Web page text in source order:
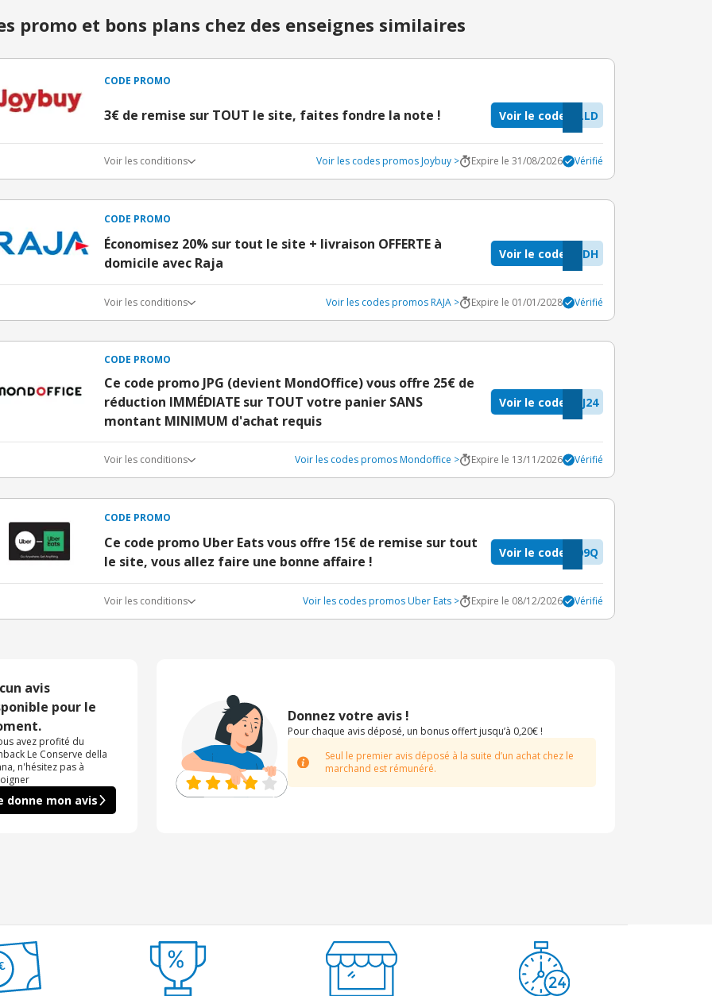
promo et bons plans chez des enseignes similaires
CODE PROMO
3€ de remise sur TOUT le site, faites fondre la note ! LLD
Voir le code
Voir les conditions Voir les codes promos Joybuy > Expire le 31/08/2026 Vérifié
CODE PROMO
Économisez 20% sur tout le site + livraison OFFERTE à
domicile avec Raja
QDH
Voir le code
Voir les conditions Voir les codes promos RAJA > Expire le 01/01/2028 Vérifié
CODE PROMO
Ce code promo JPG (devient MondOffice) vous offre 25€ de
réduction IMMÉDIATE sur TOUT votre panier SANS
montant MINIMUM d'achat requis
J24
Voir le code
Voir les conditions Voir les codes promos Mondoffice > Expire le 13/11/2026 Vérifié
CODE PROMO
Ce code promo Uber Eats vous offre 15€ de remise sur tout
le site, vous allez faire une bonne affaire !
09Q
Voir le code
Voir les conditions Voir les codes promos Uber Eats > Expire le 08/12/2026 Vérifié
avis
pour le
avez profité du
Le Conserve della
n'hésitez pas à
donne mon avis
Donnez votre avis !
Pour chaque avis déposé, un bonus offert jusqu’à 0,20€ !
Seul le premier avis déposé à la suite d’un achat chez le
marchand est rémunéré.